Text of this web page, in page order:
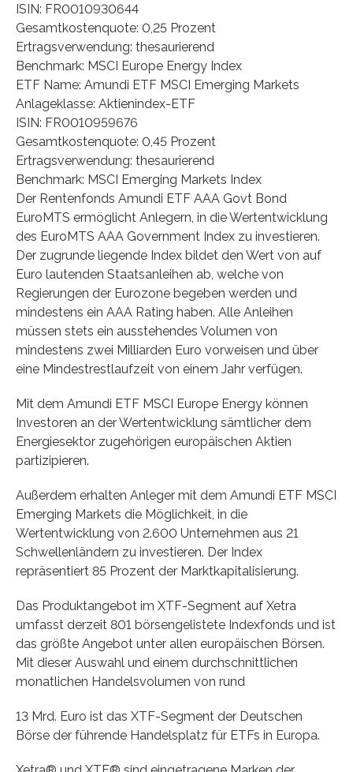
ISIN: FR0010930644
Gesamtkostenquote: 0,25 Prozent
Ertragsverwendung: thesaurierend
Benchmark: MSCI Europe Energy Index
ETF Name: Amundi ETF MSCI Emerging Markets
Anlageklasse: Aktienindex-ETF
ISIN: FR0010959676
Gesamtkostenquote: 0,45 Prozent
Ertragsverwendung: thesaurierend
Benchmark: MSCI Emerging Markets Index
Der Rentenfonds Amundi ETF AAA Govt Bond
EuroMTS ermöglicht Anlegern, in die Wertentwicklung
des EuroMTS AAA Government Index zu investieren.
Der zugrunde liegende Index bildet den Wert von auf
Euro lautenden Staatsanleihen ab, welche von
Regierungen der Eurozone begeben werden und
mindestens ein AAA Rating haben. Alle Anleihen
müssen stets ein ausstehendes Volumen von
mindestens zwei Milliarden Euro vorweisen und über
eine Mindestrestlaufzeit von einem Jahr verfügen.
Mit dem Amundi ETF MSCI Europe Energy können
Investoren an der Wertentwicklung sämtlicher dem
Energiesektor zugehörigen europäischen Aktien
partizipieren.
Außerdem erhalten Anleger mit dem Amundi ETF MSCI
Emerging Markets die Möglichkeit, in die
Wertentwicklung von 2.600 Unternehmen aus 21
Schwellenländern zu investieren. Der Index
repräsentiert 85 Prozent der Marktkapitalisierung.
Das Produktangebot im XTF-Segment auf Xetra
umfasst derzeit 801 börsengelistete Indexfonds und ist
das größte Angebot unter allen europäischen Börsen.
Mit dieser Auswahl und einem durchschnittlichen
monatlichen Handelsvolumen von rund
13 Mrd. Euro ist das XTF-Segment der Deutschen
Börse der führende Handelsplatz für ETFs in Europa.